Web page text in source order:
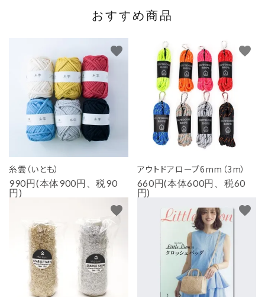
おすすめ商品
糸雲（いとも）
990円(本体900円、税90
円)
favorite
アウトドアロープ6mm（3m）
660円(本体600円、税60
円)
favorite
favorite favorite